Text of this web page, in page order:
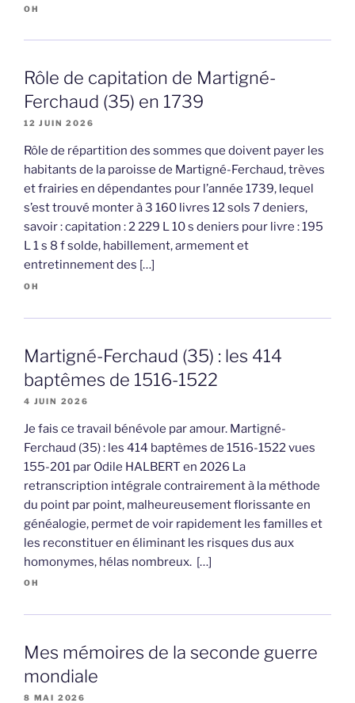
OH
Rôle de capitation de Martigné-
Ferchaud (35) en 1739
12 JUIN 2026
Rôle de répartition des sommes que doivent payer les
habitants de la paroisse de Martigné-Ferchaud, trèves
et frairies en dépendantes pour l’année 1739, lequel
s’est trouvé monter à 3 160 livres 12 sols 7 deniers,
savoir : capitation : 2 229 L 10 s deniers pour livre : 195
L 1 s 8 f solde, habillement, armement et
entretinnement des […]
OH
Martigné-Ferchaud (35) : les 414
baptêmes de 1516-1522
4 JUIN 2026
Je fais ce travail bénévole par amour. Martigné-
Ferchaud (35) : les 414 baptêmes de 1516-1522 vues
155-201 par Odile HALBERT en 2026 La
retranscription intégrale contrairement à la méthode
du point par point, malheureusement florissante en
généalogie, permet de voir rapidement les familles et
les reconstituer en éliminant les risques dus aux
homonymes, hélas nombreux. […]
OH
Mes mémoires de la seconde guerre
mondiale
8 MAI 2026